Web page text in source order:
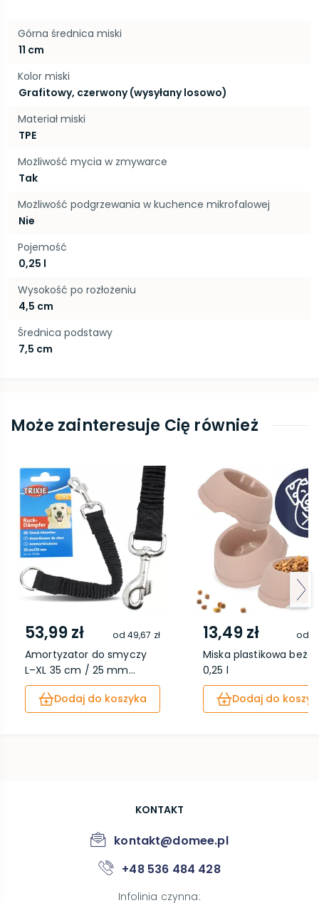
Górna średnica miski
11 cm
Kolor miski
Grafitowy, czerwony (wysyłany losowo)
Materiał miski
TPE
Możliwość mycia w zmywarce
Tak
Możliwość podgrzewania w kuchence mikrofalowej
Nie
Pojemość
0,25 l
Wysokość po rozłożeniu
4,5 cm
Średnica podstawy
7,5 cm
Może zainteresuje Cię również
53,99 zł od 49,67 zł
Amortyzator do smyczy
L–XL 35 cm / 25 mm...
Dodaj do koszyka
13,49 zł od
Miska plastikowa
0,25 l
Dodaj do
KONTAKT
kontakt@domee.pl
+48 536 484 428
Infolinia czynna: